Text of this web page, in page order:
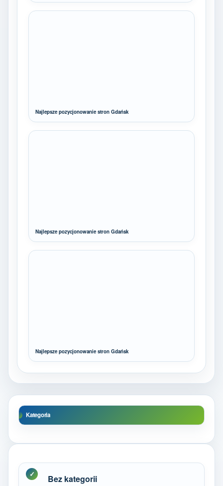
Najlepsze pozycjonowanie stron Gdańsk
Najlepsze pozycjonowanie stron Gdańsk
Najlepsze pozycjonowanie stron Gdańsk
Kategoria
Bez kategorii